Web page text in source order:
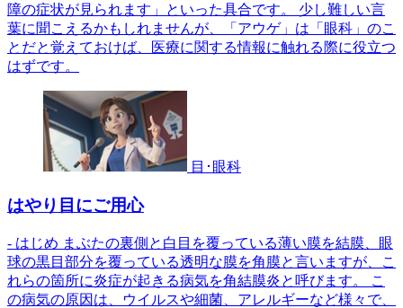
障の症状が見られます」といった具合です。 少し難しい言
葉に聞こえるかもしれませんが、「アウゲ」は「眼科」のこ
とだと覚えておけば、医療に関する情報に触れる際に役立つ
はずです。
目･眼科
はやり目にご用心
- はじめ まぶたの裏側と白目を覆っている薄い膜を結膜、眼
球の黒目部分を覆っている透明な膜を角膜と言いますが、こ
れらの箇所に炎症が起きる病気を角結膜炎と呼びます。 こ
の病気の原因は、ウイルスや細菌、アレルギーなど様々で、